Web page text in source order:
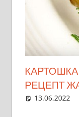
РЕЦЕПТ
13.06.2022